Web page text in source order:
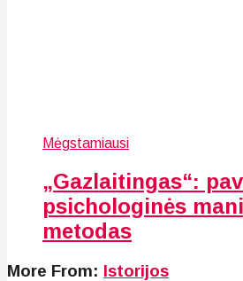
Mėgstamiausi
„Gazlaitingas“:
psichologinės
metodas
More From: Istorijos